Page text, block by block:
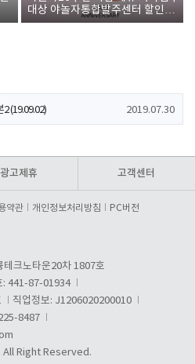
대상 야놀자통합발주센터 할인쿠
폰 증정
(19.09.02) 2019.07.30
광고제휴 고객센터
약관 개인정보처리방침 PC버전
테크노타운20차 1807호
: 441-87-01934
직업정보: J1206020200010
8487
Right Reserved.